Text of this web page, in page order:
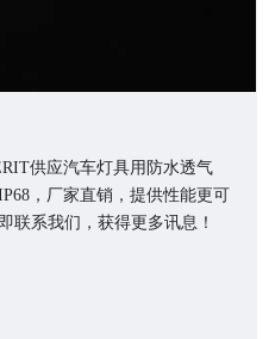
供应汽车灯具用防水透气
，厂家直销，提供性能更可
联系我们，获得更多讯息！